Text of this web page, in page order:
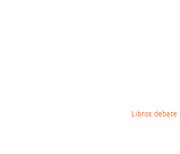
Libros debate